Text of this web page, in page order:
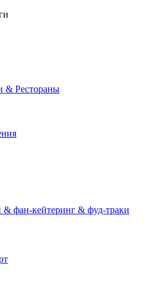
& Рестораны
& фан-кейтеринг & фуд-траки